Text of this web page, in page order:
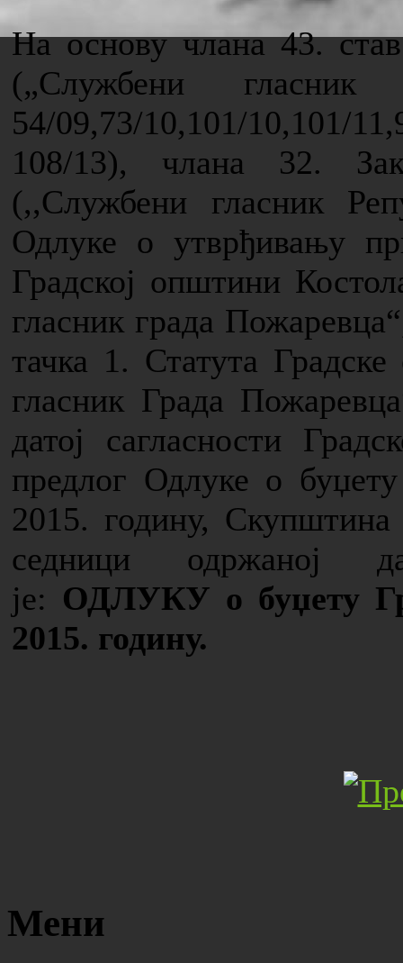
На основу члана 43.
(„Службени
54/09,73/10,101/10,101/
108/13), члана 32.
(,,Службени гласник
Одлуке о утврђивању
Градској општини
гласник града
тачка 1. Статута
гласник Града
датој сагласности
предлог Одлуке о
2015. годину,
седници одржаној
је: ОДЛУКУ о буџету
2015. годину.
Мени